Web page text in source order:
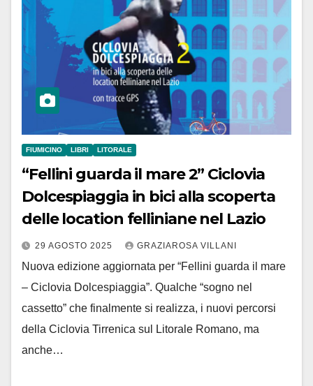
FIUMICINO LIBRI LITORALE
“Fellini guarda il mare 2” Ciclovia
Dolcespiaggia in bici alla scoperta
delle location felliniane nel Lazio
29 AGOSTO 2025 GRAZIAROSA VILLANI
Nuova edizione aggiornata per “Fellini guarda il mare
– Ciclovia Dolcespiaggia”. Qualche “sogno nel
cassetto” che finalmente si realizza, i nuovi percorsi
della Ciclovia Tirrenica sul Litorale Romano, ma
anche…